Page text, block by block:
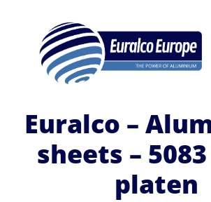
main
content
Euralco Europe -
The Power of
Euralco –
sheets –
platen